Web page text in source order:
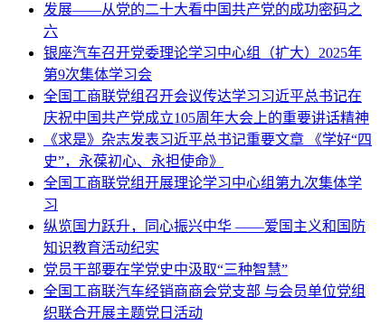
发展——从党的二十大看中国共产党的成功密码之
六
银座汽车召开党委理论学习中心组（扩大）2025年
第9次集体学习会
全国工商联党组召开会议传达学习习近平总书记在
庆祝中国共产党成立105周年大会上的重要讲话精神
《求是》杂志发表习近平总书记重要文章 《学好“四
史”，永葆初心、永担使命》
全国工商联党组开展理论学习中心组第九次集体学
习
纵览国力跃升，同心振兴中华 ——爱国主义和国防
知识教育活动纪实
党员干部要在学党史中汲取“三种智慧”
全国工商联汽车经销商商会党支部 与会员单位党组
织联合开展主题党日活动